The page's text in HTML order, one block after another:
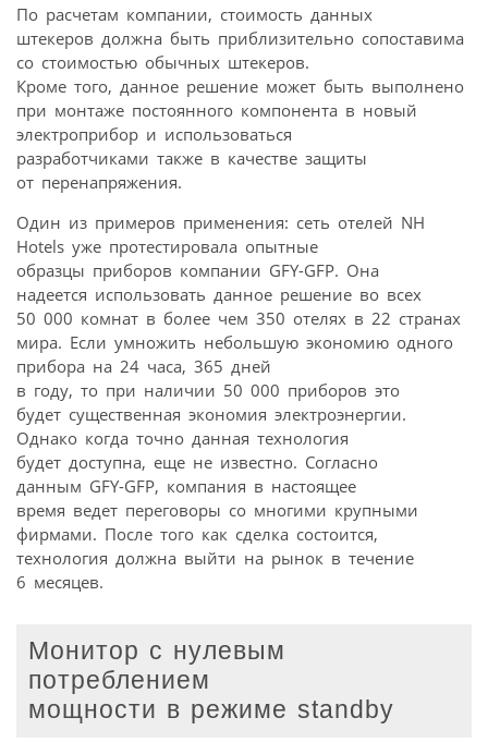
По расчетам компании, стоимость данных
штекеров должна быть приблизительно сопоставима
со стоимостью обычных штекеров.
Кроме того, данное решение может быть выполнено
при монтаже постоянного компонента в новый
электроприбор и использоваться
разработчиками также в качестве защиты
от перенапряжения.
Один из примеров применения: сеть отелей NH
Hotels уже протестировала опытные
образцы приборов компании GFY-GFP. Она
надеется использовать данное решение во всех
50 000 комнат в более чем 350 отелях в 22 странах
мира. Если умножить небольшую экономию одного
прибора на 24 часа, 365 дней
в году, то при наличии 50 000 приборов это
будет существенная экономия электроэнергии.
Однако когда точно данная технология
будет доступна, еще не известно. Согласно
данным GFY-GFP, компания в настоящее
время ведет переговоры со многими крупными
фирмами. После того как сделка состоится,
технология должна выйти на рынок в течение
6 месяцев.
Монитор с нулевым
потреблением
мощности в режиме standby